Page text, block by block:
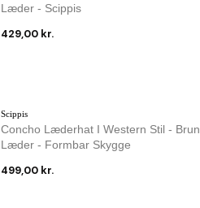
Læder - Scippis
429,00 kr.
Scippis
Concho Læderhat I Western Stil - Brun
Læder - Formbar Skygge
499,00 kr.